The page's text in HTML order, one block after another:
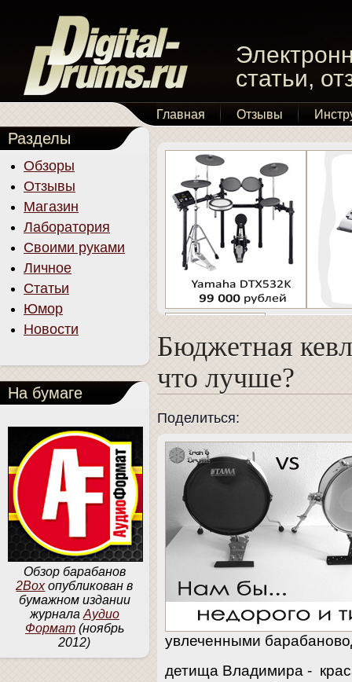
статьи,
Главная Отзывы
Бюджетная
что лучше?
Поделиться:
увлеченными
детища Владимира -
Разделы
Обзоры
Отзывы
Магазин
Лаборатория
Своими руками
Личное
Статьи
Юмор
Новости
На бумаге
Обзор барабанов
2Boxопубликован в
бумажном издании
журнала Аудио
Формат (ноябрь
2012)